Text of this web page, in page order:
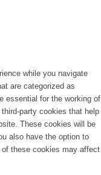
while you navigate
are categorized as
essential for the working of
party cookies that help
These cookies will be
also have the option to
these cookies may affect